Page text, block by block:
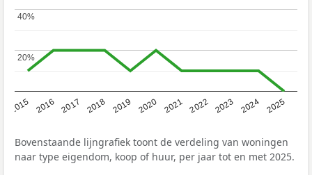
2015 2016 2017 2018 2019 2020 2021 2022 2023 2024 2025
20%
20%
40%
40%
Bovenstaande lijngrafiek toont de verdeling van woningen
naar type eigendom, koop of huur, per jaar tot en met 2025.